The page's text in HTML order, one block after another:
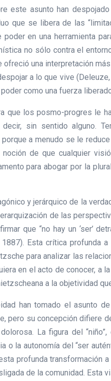
este asunto han
que se libera de las
en una herramienta
no sólo contra el
una interpretación
a lo que vive
como una fuerza
que los posmo-progres le
sin sentido alguno.
a menudo se le
de que cualquier
para abogar por la
y jerárquico de la
de las
que “no hay un ‘ser’
Esta crítica profunda
para analizar las
en el acto de conocer, a
a la objetividad
han tomado el asunto
pero su concepción difiere
La figura del
o la autonomía del “ser
profunda transformación
de la comunidad. Esta